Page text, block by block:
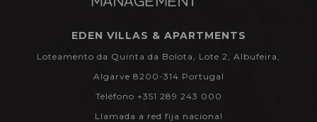
EDEN VILLAS & APARTMENTS
Loteamento da Quinta da Bolota, Lote 2, Albufeira,
Algarve 8200-314 Portugal
Teléfono +351 289 243 000
Llamada a red fija nacional